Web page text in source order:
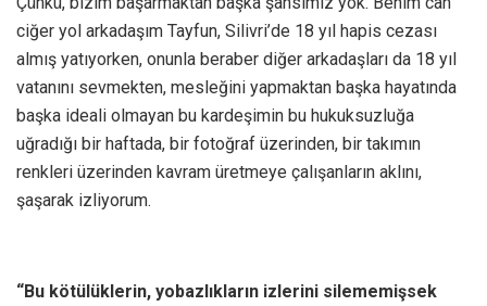
ciğer yol arkadaşım Tayfun, Silivri’de 18 yıl hapis cezası
almış yatıyorken, onunla beraber diğer arkadaşları da 18 yıl
vatanını sevmekten, mesleğini yapmaktan başka hayatında
başka ideali olmayan bu kardeşimin bu hukuksuzluğa
uğradığı bir haftada, bir fotoğraf üzerinden, bir takımın
renkleri üzerinden kavram üretmeye çalışanların aklını,
şaşarak izliyorum.
“Bu kötülüklerin, yobazlıkların izlerini silememişsek